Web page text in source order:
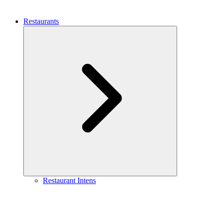
Restaurants
Restaurant Intens